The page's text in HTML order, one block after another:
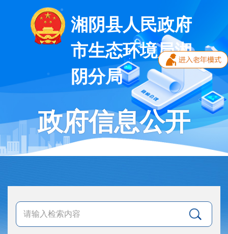
湘阴县人民政府
市生态环境局湘
阴分局
政府信息公开